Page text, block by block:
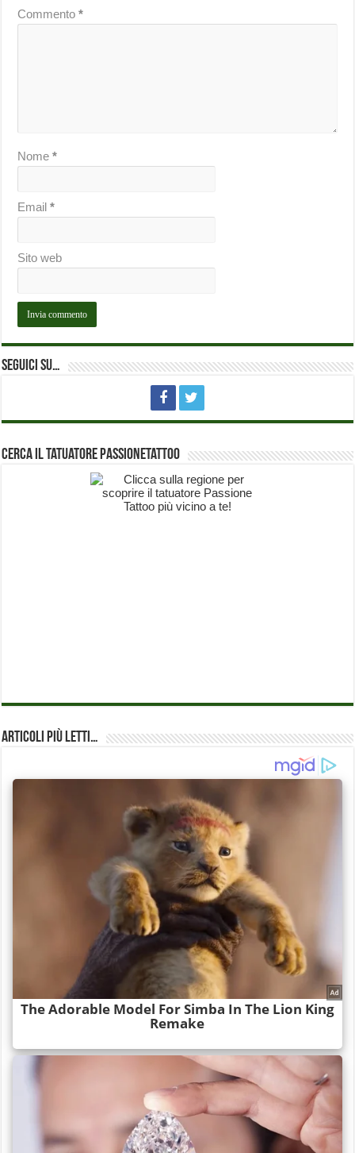
Commento*
Nome*
Email*
Sito web
Seguici su…
Cerca il Tatuatore PassioneTattoo
Articoli più Letti…